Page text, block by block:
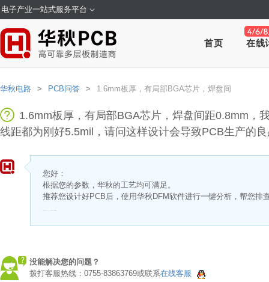
电子产业一站式服务平台
首页 在线
华秋电路 > PCB问答 > 1.6mm板厚，有局部BGA芯片，焊盘间
1.6mm板厚，有局部BGA芯片，焊盘间距0.8mm，
线距都为刚好5.5mil，请问这样设计会导致PCB生产的
您好：
根据您的参数，华秋的工艺均可满足。
推荐您设计好PCB后，使用华秋DFM软件进行一键分析，帮您排
没能解决您的问题？
拨打客服热线：0755-83863769或联系在线客服